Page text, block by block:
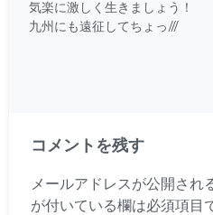
気楽に激しく生きましょう！
九州にも遠征してちょっ///
コメントを残す
メールアドレスが公開され
が付いている欄は必須項目